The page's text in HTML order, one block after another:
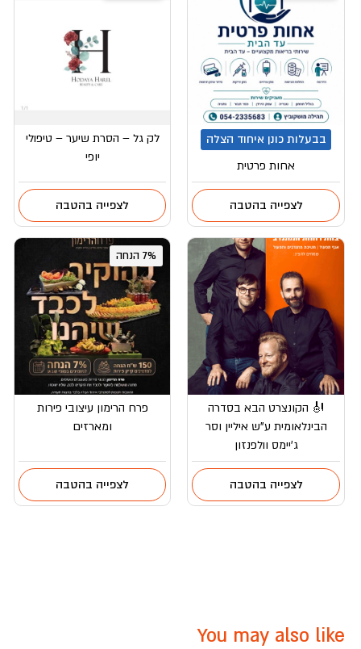
בבעלות כונן איחוד הצלה
אחות פרטית
לצפייה בהטבה
לק גל – הסרת שיער – טיפולי
יופי
לצפייה בהטבה
🎻 הקונצרט הבא בסדרה
הבינלאומית ע”ש איליין וסר
ג’יימס וולפנזון
לצפייה בהטבה
7% הנחה
פרח הרימון עיצובי פירות
ומארזים
לצפייה בהטבה
You may also like